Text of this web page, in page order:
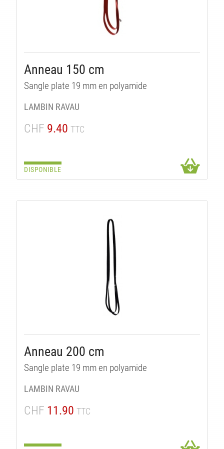
Anneau 150 cm
Sangle plate 19 mm en polyamide
LAMBIN RAVAU
CHF 9.40 TTC
DISPONIBLE
Anneau 200 cm
Sangle plate 19 mm en polyamide
LAMBIN RAVAU
CHF 11.90 TTC